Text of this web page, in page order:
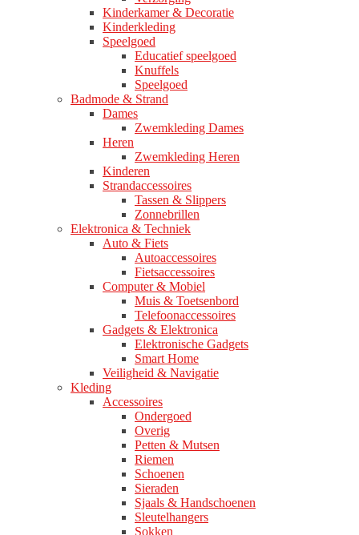
Kinderkamer & Decoratie
Kinderkleding
Speelgoed
Educatief speelgoed
Knuffels
Speelgoed
Badmode & Strand
Dames
Zwemkleding Dames
Heren
Zwemkleding Heren
Kinderen
Strandaccessoires
Tassen & Slippers
Zonnebrillen
Elektronica & Techniek
Auto & Fiets
Autoaccessoires
Fietsaccessoires
Computer & Mobiel
Muis & Toetsenbord
Telefoonaccessoires
Gadgets & Elektronica
Elektronische Gadgets
Smart Home
Veiligheid & Navigatie
Kleding
Accessoires
Ondergoed
Overig
Petten & Mutsen
Riemen
Schoenen
Sieraden
Sjaals & Handschoenen
Sleutelhangers
Sokken